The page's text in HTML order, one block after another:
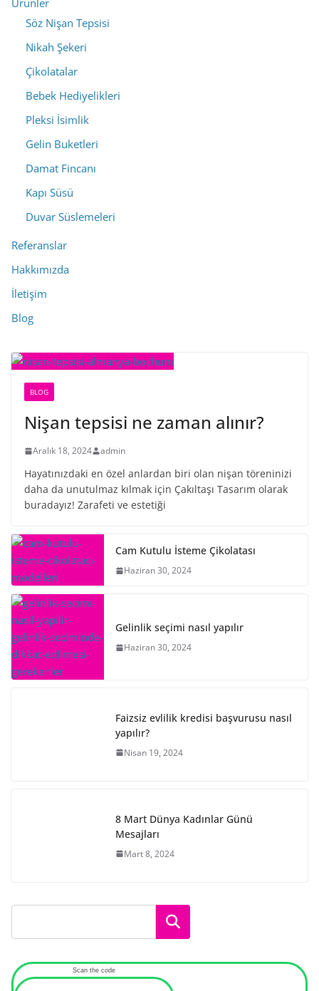
Ürünler
Söz Nişan Tepsisi
Nikah Şekeri
Çikolatalar
Bebek Hediyelikleri
Pleksi İsimlik
Gelin Buketleri
Damat Fincanı
Kapı Süsü
Duvar Süslemeleri
Referanslar
Hakkımızda
İletişim
Blog
BLOG
Nişan tepsisi ne zaman alınır?
Aralık 18, 2024 admin
Hayatınızdaki en özel anlardan biri olan nişan töreninizi
daha da unutulmaz kılmak için Çakıltaşı Tasarım olarak
buradayız! Zarafeti ve estetiği
Cam Kutulu İsteme Çikolatası
Haziran 30, 2024
Gelinlik seçimi nasıl yapılır
Haziran 30, 2024
Faizsiz evlilik kredisi başvurusu nasıl
yapılır?
Nisan 19, 2024
8 Mart Dünya Kadınlar Günü
Mesajları
Mart 8, 2024
Ara
Scan the code